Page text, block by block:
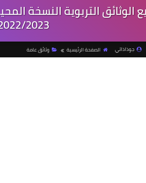
الوثائق التربوية النسخة
2023
جوذاذاتي الصفحة الرئيسية وثائق عامة